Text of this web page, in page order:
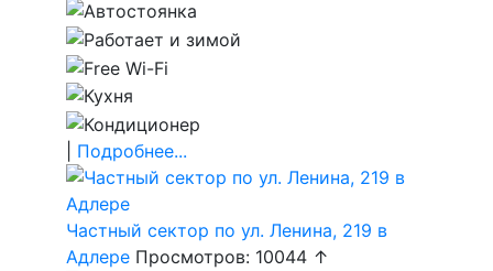
Подробнее...
Частный сектор по ул. Ленина, 219 в
Адлере Просмотров: 10044 ↑